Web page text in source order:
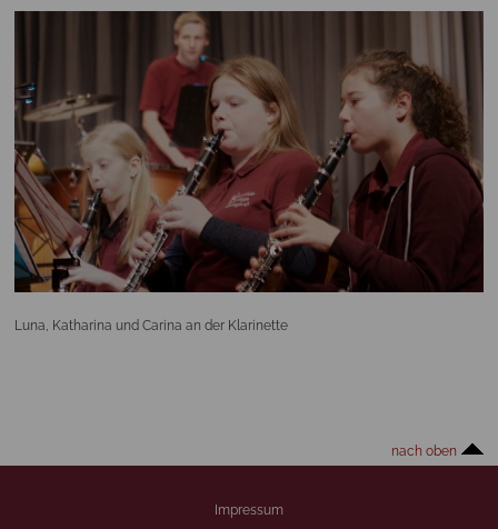
Luna, Katharina und Carina an der Klarinette
nach oben
Impressum